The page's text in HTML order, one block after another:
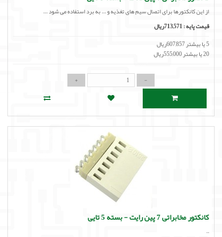
از این کانکتورها برای اتصال سیم های تغذیه و ... به برد استفاده می شود ...
قیمت پایه :713,571ریال
5 یا بیشتر 607,857ریال
20 یا بیشتر 555,000ریال
کانکتور مخابراتی 7 پین رایت - بسته 5 تایی
..